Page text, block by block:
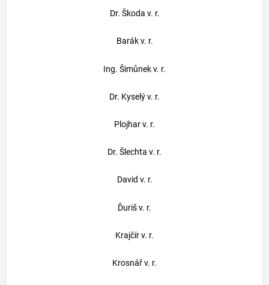
Dr. Škoda v. r.
Barák v. r.
Ing. Šimůnek v. r.
Dr. Kyselý v. r.
Plojhar v. r.
Dr. Šlechta v. r.
David v. r.
Ďuriš v. r.
Krajčír v. r.
Krosnář v. r.